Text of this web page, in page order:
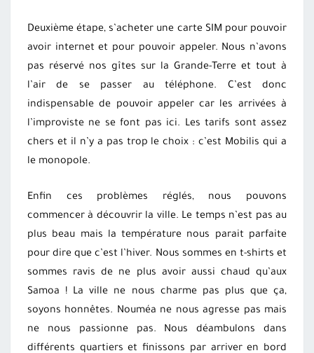
Deuxième étape, s’acheter une carte SIM pour pouvoir
avoir internet et pour pouvoir appeler. Nous n’avons
pas réservé nos gîtes sur la Grande-Terre et tout à
l’air de se passer au téléphone. C’est donc
indispensable de pouvoir appeler car les arrivées à
l’improviste ne se font pas ici. Les tarifs sont assez
chers et il n’y a pas trop le choix : c’est Mobilis qui a
le monopole.
Enfin ces problèmes réglés, nous pouvons
commencer à découvrir la ville. Le temps n’est pas au
plus beau mais la température nous parait parfaite
pour dire que c’est l’hiver. Nous sommes en t-shirts et
sommes ravis de ne plus avoir aussi chaud qu’aux
Samoa ! La ville ne nous charme pas plus que ça,
soyons honnêtes. Nouméa ne nous agresse pas mais
ne nous passionne pas. Nous déambulons dans
différents quartiers et finissons par arriver en bord